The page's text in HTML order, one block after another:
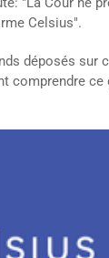
Celsius".
déposés
comprendre